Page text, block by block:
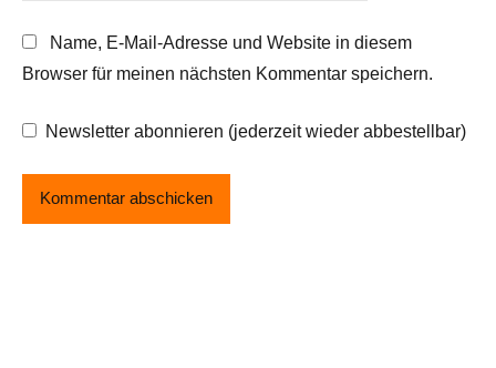
Name, E-Mail-Adresse und Website in diesem
Browser für meinen nächsten Kommentar speichern.
Newsletter abonnieren (jederzeit wieder abbestellbar)